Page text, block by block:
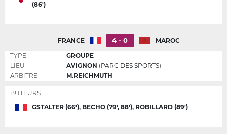
(86')
FRANCE 4 - 0
MAROC
TYPE
GROUPE
LIEU
AVIGNON (PARC DES SPORTS)
ARBITRE
M.REICHMUTH
BUTEURS
GSTALTER (66'), BECHO (79', 88'), ROBILLARD (89')